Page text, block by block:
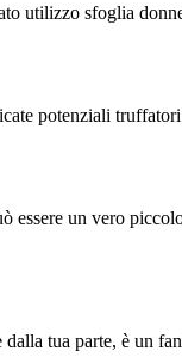
utilizzo sfoglia
potenziali
un vero
tua parte, è un